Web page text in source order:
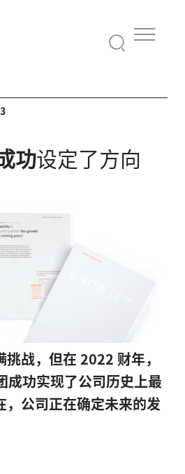
功设定了方向
战，但在 2022 财年，
成功实现了公司历史上最
，公司正在确定未来的发